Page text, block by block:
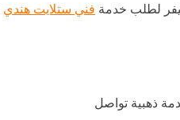
لطلب خدمة فني ستلايت هندي
ذهبية تواصل